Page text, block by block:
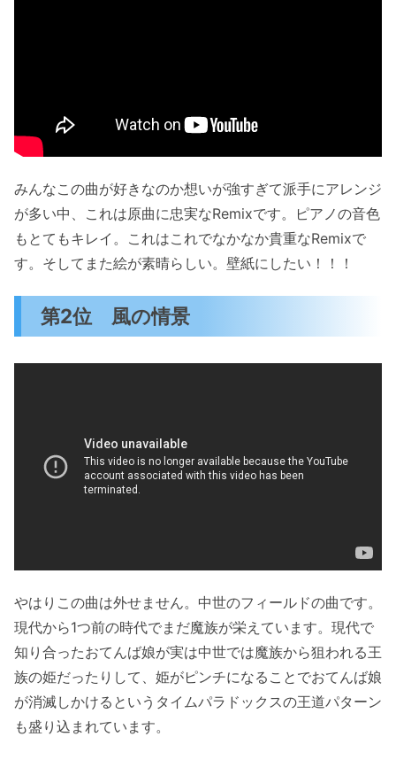
みんなこの曲が好きなのか想いが強すぎて派手にアレンジ
が多い中、これは原曲に忠実なRemixです。ピアノの音色
もとてもキレイ。これはこれでなかなか貴重なRemixで
す。そしてまた絵が素晴らしい。壁紙にしたい！！！
第2位 風の情景
やはりこの曲は外せません。中世のフィールドの曲です。
現代から1つ前の時代でまだ魔族が栄えています。現代で
知り合ったおてんば娘が実は中世では魔族から狙われる王
族の姫だったりして、姫がピンチになることでおてんば娘
が消滅しかけるというタイムパラドックスの王道パターン
も盛り込まれています。